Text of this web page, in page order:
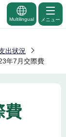
Multilingual メニュー
出状況
年7月交際費
費